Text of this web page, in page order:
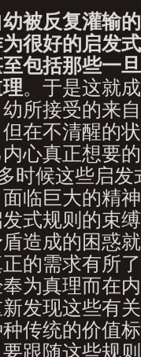
被反复灌输
很好的启发
包括那些一
。于是这就
所接受的来
在不清醒的
心真正想要
时候这些启
临巨大的精
式规则的束
造成的困惑
的需求有所
为真理而在
发现这些有
传统的价值
跟随这些规